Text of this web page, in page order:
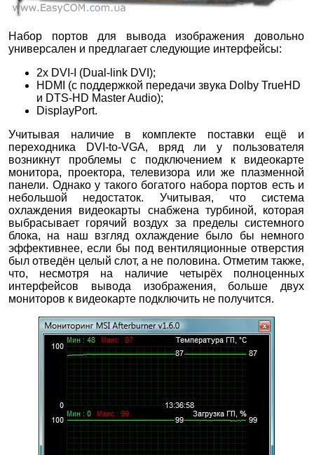
Набор портов для вывода изображения довольно
универсален и предлагает следующие интерфейсы:
2x DVI-I (Dual-link DVI);
HDMI (с поддержкой передачи звука Dolby TrueHD
и DTS-HD Master Audio);
DisplayPort.
Учитывая наличие в комплекте поставки ещё и
переходника DVI-to-VGA, вряд ли у пользователя
возникнут проблемы с подключением к видеокарте
монитора, проектора, телевизора или же плазменной
панели. Однако у такого богатого набора портов есть и
небольшой недостаток. Учитывая, что система
охлаждения видеокарты снабжена турбиной, которая
выбрасывает горячий воздух за пределы системного
блока, на наш взгляд охлаждение было бы немного
эффективнее, если бы под вентиляционные отверстия
был отведён целый слот, а не половина. Отметим также,
что, несмотря на наличие четырёх полноценных
интерфейсов вывода изображения, больше двух
мониторов к видеокарте подключить не получится.